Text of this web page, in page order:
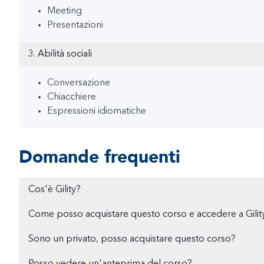
Meeting
Presentazioni
3. Abilità sociali
Conversazione
Chiacchiere
Espressioni idiomatiche
Domande frequenti
Cos'è Gility?
Come posso acquistare questo corso e accedere a
Sono un privato, posso acquistare questo corso?